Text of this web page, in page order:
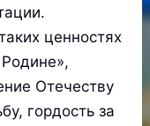
ценностях
Отечеству
гордость за